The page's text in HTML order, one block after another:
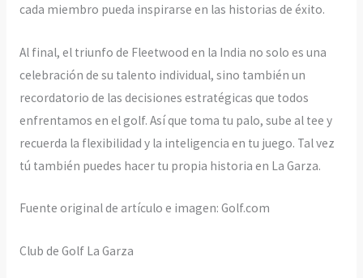
cada miembro pueda inspirarse en las historias de éxito.
Al final, el triunfo de Fleetwood en la India no solo es una
celebración de su talento individual, sino también un
recordatorio de las decisiones estratégicas que todos
enfrentamos en el golf. Así que toma tu palo, sube al tee y
recuerda la flexibilidad y la inteligencia en tu juego. Tal vez
tú también puedes hacer tu propia historia en La Garza.
Fuente original de artículo e imagen: Golf.com
Club de Golf La Garza